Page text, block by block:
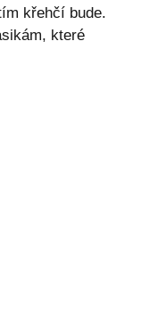
křehčí bude.
které